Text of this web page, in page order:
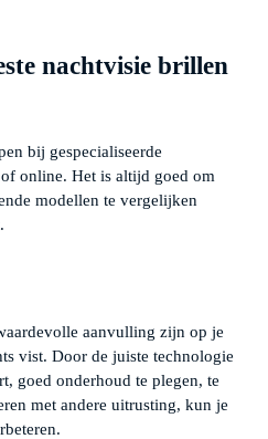
nachtvisie brillen
bij gespecialiseerde
online. Het is altijd goed om
modellen te vergelijken
aanvulling zijn op je
vist. Door de juiste technologie
goed onderhoud te plegen, te
met andere uitrusting, kun je